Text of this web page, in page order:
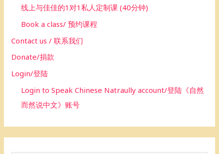
线上与佳佳的1对1私人定制课 (40分钟)
Book a class/ 预约课程
Contact us / 联系我们
Donate/捐款
Login/登陆
Login to Speak Chinese Natraully account/登陆《自然
而然说中文》账号